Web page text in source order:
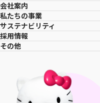
会社案内
私たちの事業
サステナビリティ
採用情報
その他